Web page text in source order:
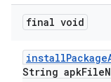
final void
installPackage
String apkFile